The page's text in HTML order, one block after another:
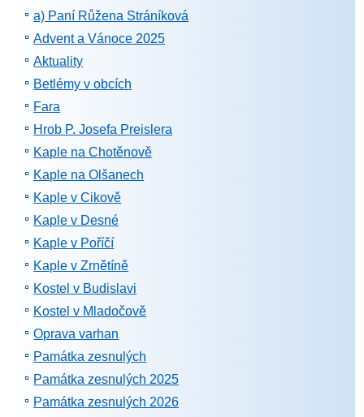
a) Paní Růžena Stráníková
Advent a Vánoce 2025
Aktuality
Betlémy v obcích
Fara
Hrob P. Josefa Preislera
Kaple na Chotěnově
Kaple na Olšanech
Kaple v Cikově
Kaple v Desné
Kaple v Poříčí
Kaple v Zrnětíně
Kostel v Budislavi
Kostel v Mladočově
Oprava varhan
Památka zesnulých
Památka zesnulých 2025
Památka zesnulých 2026